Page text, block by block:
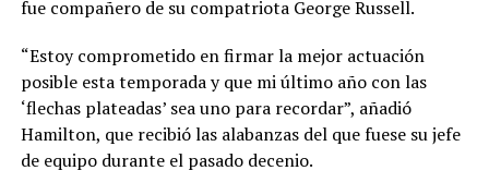
fue compañero de su compatriota George Russell.
“Estoy comprometido en firmar la mejor actuación
posible esta temporada y que mi último año con las
‘flechas plateadas’ sea uno para recordar”, añadió
Hamilton, que recibió las alabanzas del que fuese su jefe
de equipo durante el pasado decenio.